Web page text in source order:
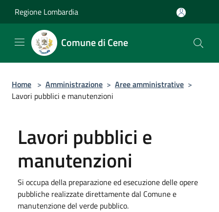
Regione Lombardia
Comune di Cene
Home > Amministrazione > Aree amministrative >
Lavori pubblici e manutenzioni
Lavori pubblici e
manutenzioni
Si occupa della preparazione ed esecuzione delle opere
pubbliche realizzate direttamente dal Comune e
manutenzione del verde pubblico.